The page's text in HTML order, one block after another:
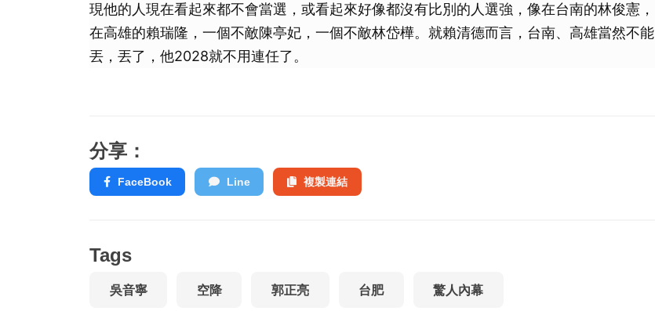
現他的人現在看起來都不會當選，或看起來好像都沒有比別的人選強，像在台南的林俊憲，
在高雄的賴瑞隆，一個不敵陳亭妃，一個不敵林岱樺。就賴清德而言，台南、高雄當然不能
丟，丟了，他2028就不用連任了。
分享：
FaceBook Line 複製連結
Tags
吳音寧 空降 郭正亮 台肥 驚人內幕